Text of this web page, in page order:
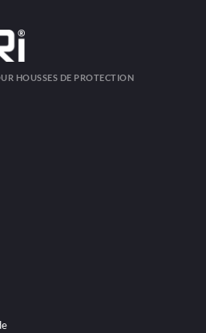
HOUSSES DE PROTECTION